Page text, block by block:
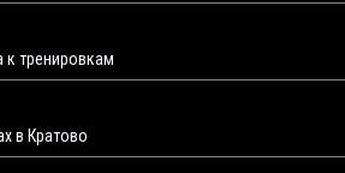
к тренировкам
в Кратово